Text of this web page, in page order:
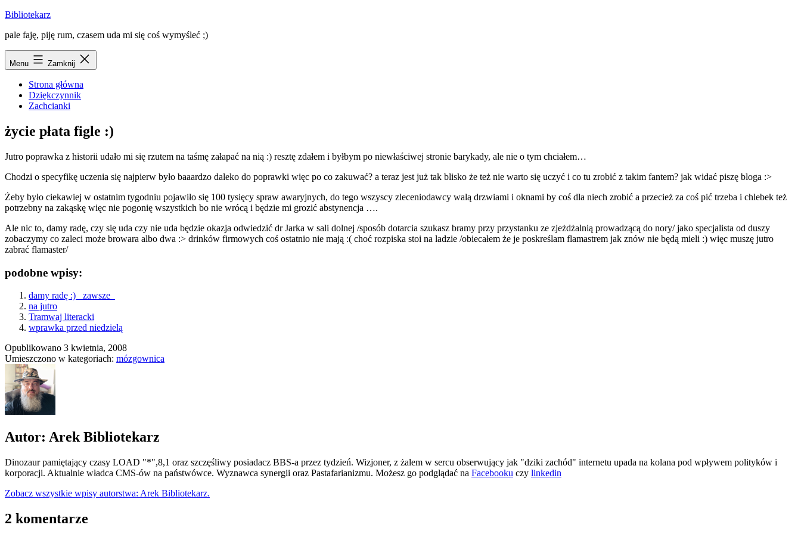
Przejdź
treści
Bibliotekarz
pale faję, piję rum, czasem uda mi się coś wymyśleć ;)
Menu Zamknij
Strona główna
Dziękczynnik
Zachcianki
życie płata figle :)
Jutro poprawka z historii udało mi się rzutem na taśmę załapać na nią :) resztę zdałem i byłbym po niewłaściwej stronie barykady, ale nie o tym chciałem…
Chodzi o specyfikę uczenia się najpierw było baaardzo daleko do poprawki więc po co zakuwać? a teraz jest już tak blisko że też nie warto się uczyć i co tu zrobić z takim fantem? jak widać piszę bloga :>
Żeby było ciekawiej w ostatnim tygodniu pojawiło się 100 tysięcy spraw awaryjnych, do tego wszyscy zleceniodawcy walą drzwiami i oknami by coś dla niech zrobić a przecież za coś pić trzeba i chlebek też
potrzebny na zakąskę więc nie pogonię wszystkich bo nie wrócą i będzie mi grozić abstynencja ….
Ale nic to, damy radę, czy się uda czy nie uda będzie okazja odwiedzić dr Jarka w sali dolnej /sposób dotarcia szukasz bramy przy przystanku ze zjeżdżalnią prowadzącą do nory/ jako specjalista od duszy
zobaczymy co zaleci może browara albo dwa :> drinków firmowych coś ostatnio nie mają :( choć rozpiska stoi na ladzie /obiecałem że je poskreślam flamastrem jak znów nie będą mieli :) więc muszę jutro
zabrać flamaster/
podobne wpisy:
damy radę :) _zawsze_
na jutro
Tramwaj literacki
wprawka przed niedzielą
Opublikowano 3 kwietnia, 2008
Umieszczono w kategoriach: mózgownica
Autor: Arek Bibliotekarz
Dinozaur pamiętający czasy LOAD "*",8,1 oraz szczęśliwy posiadacz BBS-a przez tydzień. Wizjoner, z żalem w sercu obserwujący jak "dziki zachód" internetu upada na kolana pod wpływem polityków i
korporacji. Aktualnie władca CMS-ów na państwówce. Wyznawca synergii oraz Pastafarianizmu. Możesz go podglądać na Facebooku czy linkedin
Zobacz wszystkie wpisy autorstwa: Arek Bibliotekarz.
2 komentarze